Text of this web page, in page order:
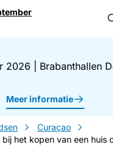
2026
Brabanthallen
Meer informatie
Curaçao
het kopen van een huis